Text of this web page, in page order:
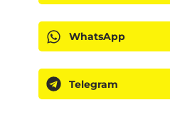
WhatsApp
Telegram